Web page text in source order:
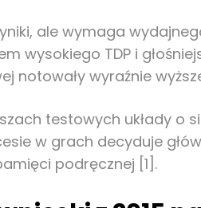
ale wymaga
wysokiego TDP i
notowały wyraźnie wyższe
testowych układy o
w grach decyduje
podręcznej [1].